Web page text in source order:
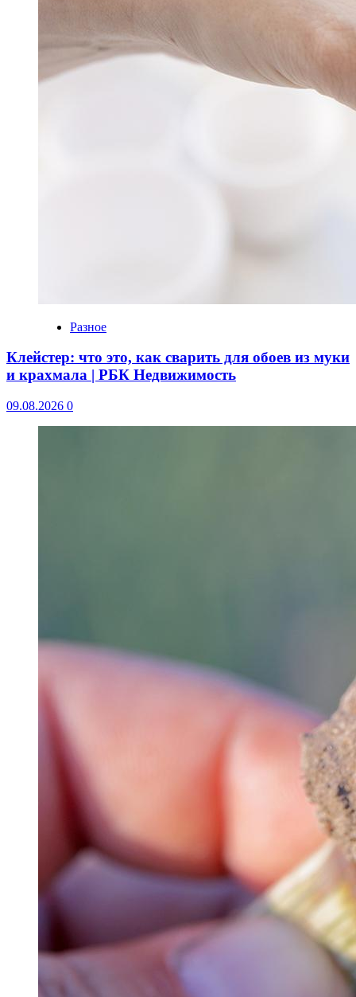
Разное
Клейстер: что это, как сварить для обоев из муки
и крахмала | РБК Недвижимость
09.08.2026 0